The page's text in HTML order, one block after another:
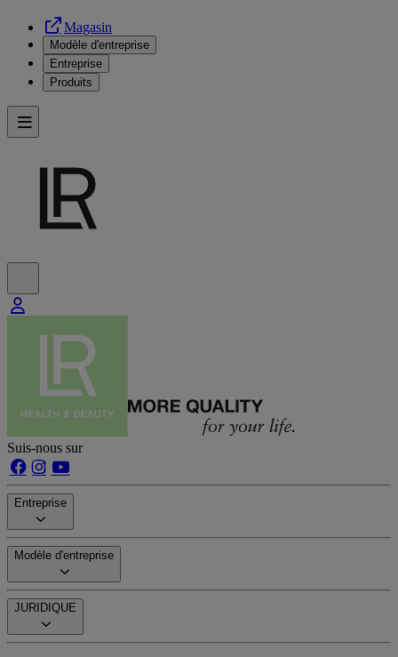
Magasin
Modèle d'entreprise
Entreprise
Produits
Suis-nous sur
Entreprise
Modèle d'entreprise
JURIDIQUE